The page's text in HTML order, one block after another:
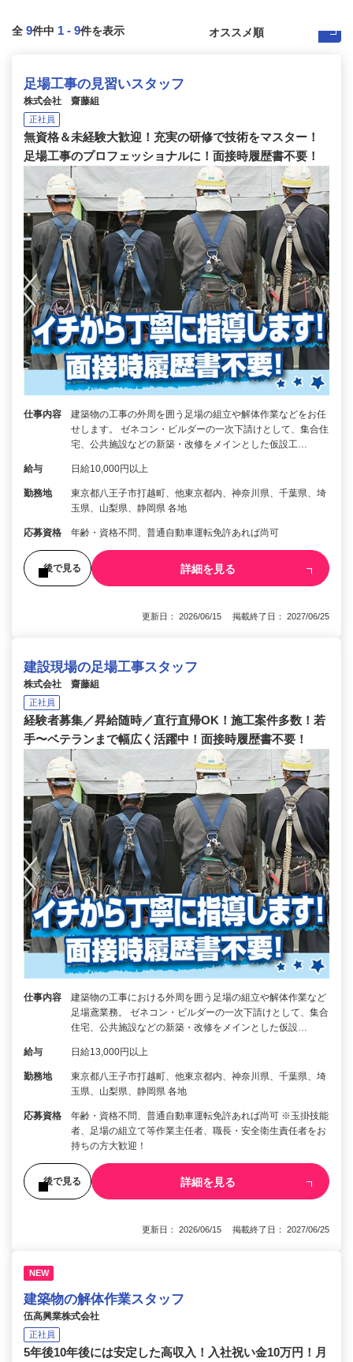
全 9件中 1 - 9件を表示
足場工事の見習いスタッフ
株式会社 齋藤組
正社員
無資格＆未経験大歓迎！充実の研修で技術をマスター！
足場工事のプロフェッショナルに！面接時履歴書不要！
仕事内容
建築物の工事の外周を囲う足場の組立や解体作業などをお任
せします。 ゼネコン・ビルダーの一次下請けとして、集合住
宅、公共施設などの新築・改修をメインとした仮設工…
給与 日給10,000円以上
勤務地
東京都八王子市打越町、他東京都内、神奈川県、千葉県、埼
玉県、山梨県、静岡県 各地
応募資格 年齢・資格不問、普通自動車運転免許あれば尚可
後で見る 詳細を見る
更新日： 2026/06/15 掲載終了日： 2027/06/25
建設現場の足場工事スタッフ
株式会社 齋藤組
正社員
経験者募集／昇給随時／直行直帰OK！施工案件多数！若
手〜ベテランまで幅広く活躍中！面接時履歴書不要！
仕事内容
建築物の工事における外周を囲う足場の組立や解体作業など
足場鳶業務。 ゼネコン・ビルダーの一次下請けとして、集合
住宅、公共施設などの新築・改修をメインとした仮設…
給与 日給13,000円以上
勤務地
東京都八王子市打越町、他東京都内、神奈川県、千葉県、埼
玉県、山梨県、静岡県 各地
応募資格
年齢・資格不問、普通自動車運転免許あれば尚可 ※玉掛技能
者、足場の組立て等作業主任者、職長・安全衛生責任者をお
持ちの方大歓迎！
後で見る 詳細を見る
更新日： 2026/06/15 掲載終了日： 2027/06/25
NEW
建築物の解体作業スタッフ
伍高興業株式会社
正社員
5年後10年後には安定した高収入！入社祝い金10万円！月